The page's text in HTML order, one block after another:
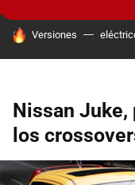
HOY SE HABLA DE
Versiones
Nissan Juke,
los